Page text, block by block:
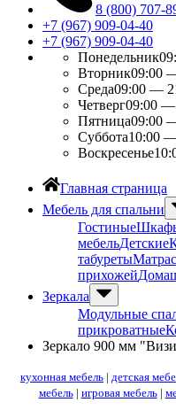
8 (800) 707-
+7 (967) 909-04-40
+7 (967) 909-04-40
Понедельник
Вторник09:00
Среда09:00 —
Четверг09:00 —
Пятница09:00
Суббота10:00
Воскресенье
Главная страница
Мебель для спальни
Гостиные
мебельДетские
табуреты
прихожей
Зеркала
Модульные
прикроватные
Зеркало 900 мм
кухонная мебель | детская
мебель| игровая мебель|